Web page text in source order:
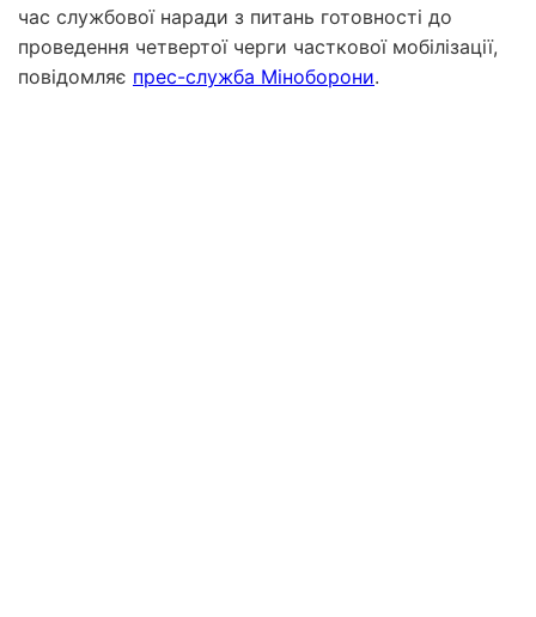
час службової наради з питань готовності до
проведення четвертої черги часткової мобілізації,
повідомляє прес-служба Міноборони.